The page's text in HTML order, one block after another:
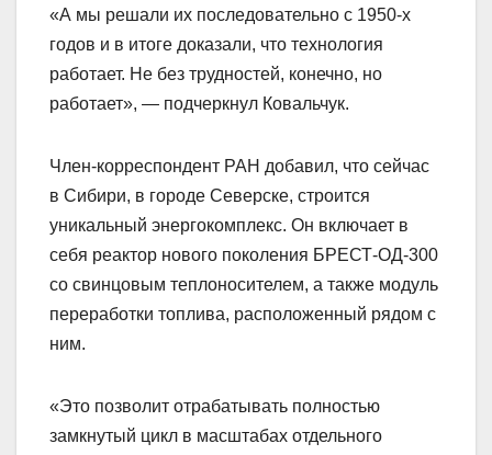
«А мы решали их последовательно с 1950-х
годов и в итоге доказали, что технология
работает. Не без трудностей, конечно, но
работает», — подчеркнул Ковальчук.
Член-корреспондент РАН добавил, что сейчас
в Сибири, в городе Северске, строится
уникальный энергокомплекс. Он включает в
себя реактор нового поколения БРЕСТ-ОД-300
со свинцовым теплоносителем, а также модуль
переработки топлива, расположенный рядом с
ним.
«Это позволит отрабатывать полностью
замкнутый цикл в масштабах отдельного